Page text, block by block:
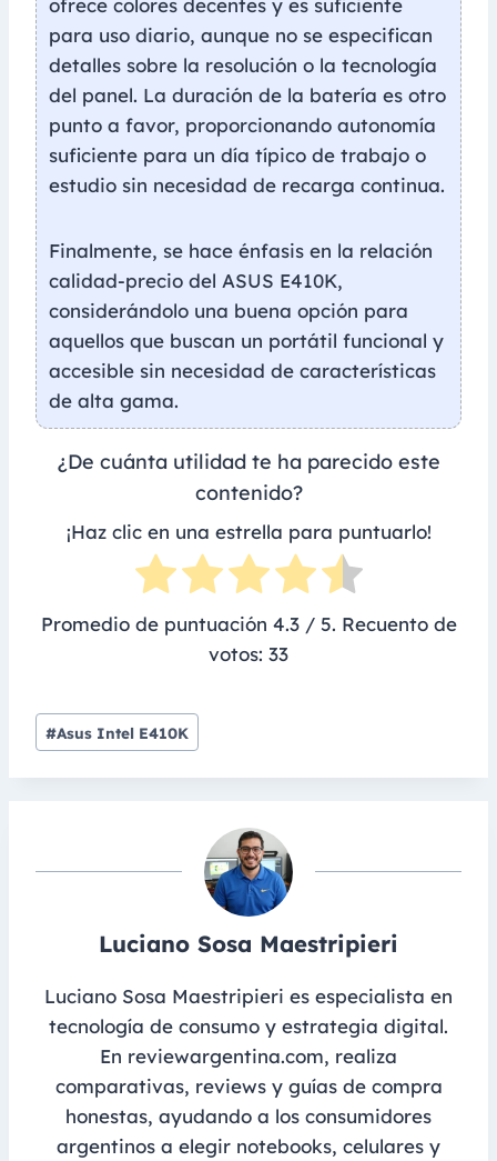
ofrece colores decentes y es suficiente
para uso diario, aunque no se especifican
detalles sobre la resolución o la tecnología
del panel. La duración de la batería es otro
punto a favor, proporcionando autonomía
suficiente para un día típico de trabajo o
estudio sin necesidad de recarga continua.
Finalmente, se hace énfasis en la relación
calidad-precio del ASUS E410K,
considerándolo una buena opción para
aquellos que buscan un portátil funcional y
accesible sin necesidad de características
de alta gama.
¿De cuánta utilidad te ha parecido este
contenido?
¡Haz clic en una estrella para puntuarlo!
Promedio de puntuación 4.3/ 5. Recuento de
votos: 33
Post
Tags:
#Asus Intel E410K
Luciano Sosa Maestripieri
Luciano Sosa Maestripieri es especialista en
tecnología de consumo y estrategia digital.
En reviewargentina.com, realiza
comparativas, reviews y guías de compra
honestas, ayudando a los consumidores
argentinos a elegir notebooks, celulares y